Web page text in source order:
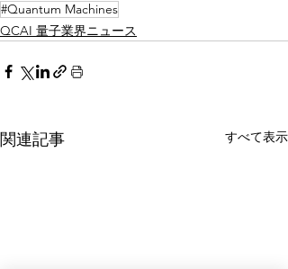
#Quantum Machines
QCAI 量子業界ニュース
関連記事 すべて表示